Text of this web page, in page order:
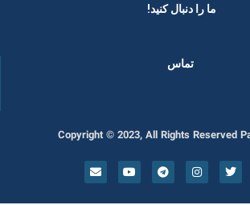
ما را دنبال کنید! ​
تماس